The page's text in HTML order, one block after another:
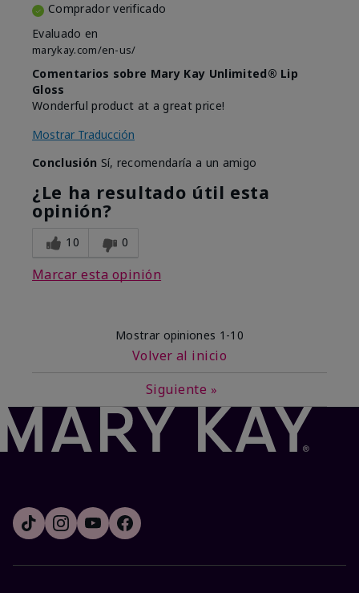
Comprador verificado
Evaluado en
marykay.com/en-us/
Comentarios sobre Mary Kay Unlimited® Lip
Gloss
Wonderful product at a great price!
Mostrar Traducción
Conclusión Sí, recomendaría a un amigo
¿Le ha resultado útil esta
opinión?
10 0
Marcar esta opinión
Mostrar opiniones 1-10
Volver al inicio
Siguiente »